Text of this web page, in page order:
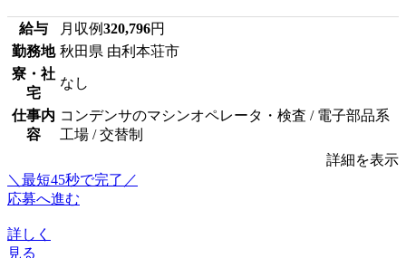
給与 月収例320,796円
勤務地 秋田県 由利本荘市
寮・社
宅
なし
仕事内
容
コンデンサのマシンオペレータ・検査 / 電子部品系
工場 / 交替制
詳細を表示
＼最短45秒で完了／
応募へ進む
詳しく
見る